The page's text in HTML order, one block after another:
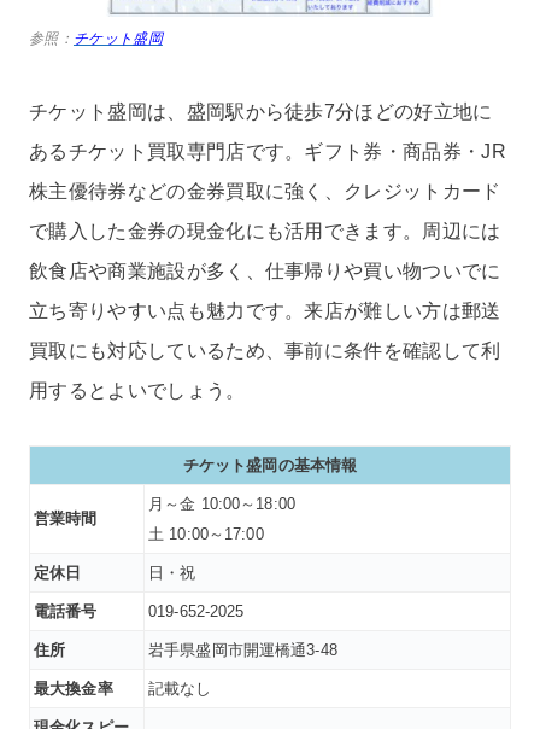
参照： チケット盛岡
チケット盛岡は、盛岡駅から徒歩7分ほどの好立地に
あるチケット買取専門店です。ギフト券・商品券・JR
株主優待券などの金券買取に強く、クレジットカード
で購入した金券の現金化にも活用できます。周辺には
飲食店や商業施設が多く、仕事帰りや買い物ついでに
立ち寄りやすい点も魅力です。来店が難しい方は郵送
買取にも対応しているため、事前に条件を確認して利
用するとよいでしょう。
チケット盛岡の基本情報
営業時間
月～金 10:00～18:00
土 10:00～17:00
定休日 日・祝
電話番号 019-652-2025
住所 岩手県盛岡市開運橋通3-48
最大換金率 記載なし